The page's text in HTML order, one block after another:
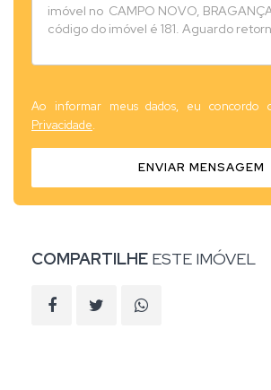
Ao informar meus dados, eu concordo
Privacidade.
ENVIAR MENSAGEM
COMPARTILHE ESTE IMÓVEL